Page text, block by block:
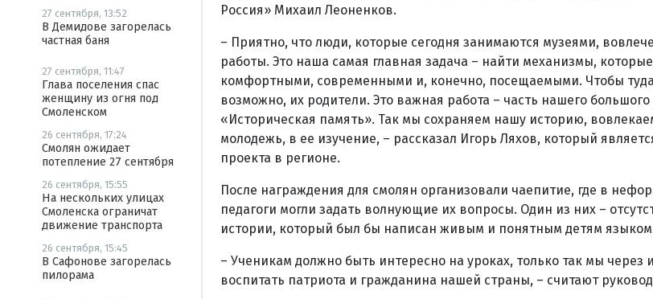
27 сентября, 13:52
В Демидове загорелась
частная баня
27 сентября, 11:47
Глава поселения спас
женщину из огня под
Смоленском
26 сентября, 17:24
Смолян ожидает
потепление 27 сентября
26 сентября, 15:55
На нескольких улицах
Смоленска ограничат
движение транспорта
26 сентября, 15:45
В Сафонове загорелась
пилорама
Россия» Михаил Леоненков.
– Приятно, что люди, которые сегодня занимаются музеями,
работы. Это наша самая главная задача – найти механизмы,
комфортными, современными и, конечно, посещаемыми. Чтобы
возможно, их родители. Это важная работа – часть нашего
«Историческая память». Так мы сохраняем нашу историю,
молодежь, в ее изучение, – рассказал Игорь Ляхов, который
проекта в регионе.
После награждения для смолян организовали чаепитие, где в
педагоги могли задать волнующие их вопросы. Один из них –
истории, который был бы написан живым и понятным детям
– Ученикам должно быть интересно на уроках, только так мы через
воспитать патриота и гражданина нашей страны, – считают